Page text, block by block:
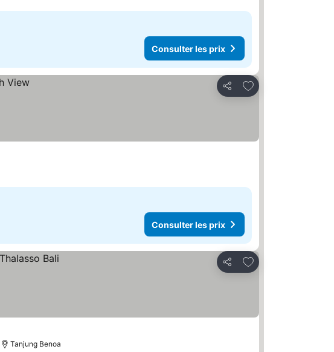
Consulter les prix
Partager
Ajouter à mes favoris
Consulter les prix
Partager
Ajouter à mes favoris
Tanjung Benoa